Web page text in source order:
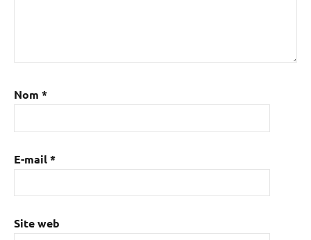
Nom *
E-mail*
Site web